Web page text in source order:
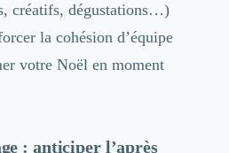
créatifs, dégustations…)
la cohésion d’équipe
votre Noël en moment
: anticiper l’après